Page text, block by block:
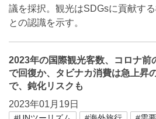
議を採択。観光はSDGsに貢献す
との認識を示す。
2023年の国際観光客数、コロナ前
で回復か、タビナカ消費は急上昇
で、鈍化リスクも
2023年01月19日